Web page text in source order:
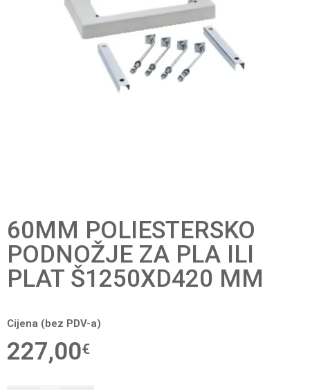
60MM POLIESTERSKO
PODNOŽJE ZA PLA ILI
PLAT Š1250XD420 MM
Cijena (bez PDV-a)
227,00€